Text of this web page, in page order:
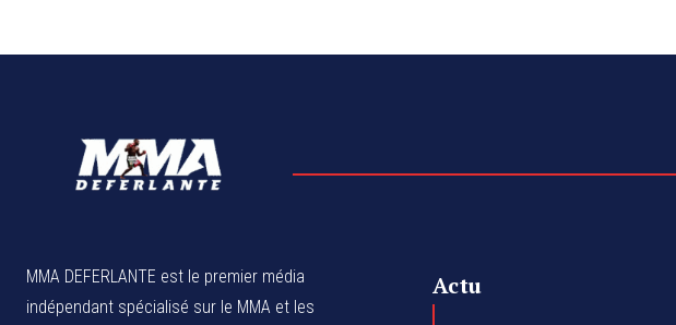
MMA DEFERLANTE est le premier média
indépendant spécialisé sur le MMA et les
Actu